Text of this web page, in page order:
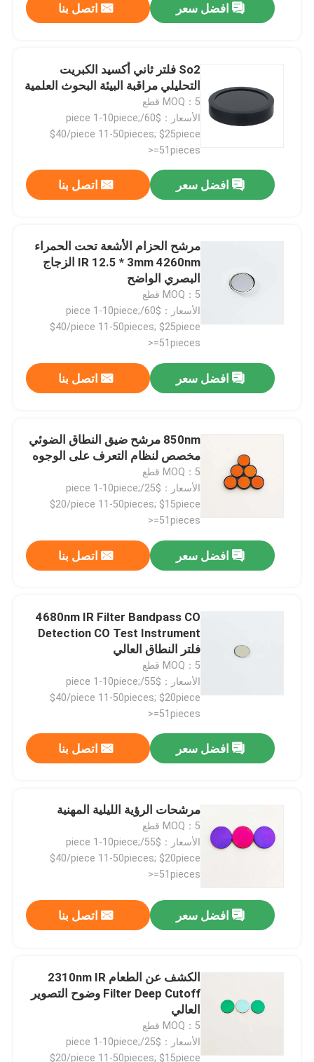
أشرطة فيديو
جولة في المعمل
اتصل بنا
مرشح النطاق البصري
فلتر الفلوريسانس
افضل سعر اتصل بنا
So2 فلتر ثاني أكسيد الكبريت
التحليلي مراقبة البيئة البحوث العلمية
MOQ：5 قطع
الأسعار：$60/piece 1-10piece;
$40/piece 11-50pieces; $25piece
>=51pieces
افضل سعر اتصل بنا
مرشح الحزام الأشعة تحت الحمراء
IR 12.5 * 3mm 4260nm الزجاج
البصري الواضح
MOQ：5 قطع
الأسعار：$60/piece 1-10piece;
$40/piece 11-50pieces; $25piece
>=51pieces
افضل سعر اتصل بنا
850nm مرشح ضيق النطاق الضوئي
مخصص لنظام التعرف على الوجوه
MOQ：5 قطع
الأسعار：$25/piece 1-10piece;
$20/piece 11-50pieces; $15piece
>=51pieces
افضل سعر اتصل بنا
4680nm IR Filter Bandpass CO
Detection CO Test Instrument
فلتر النطاق العالي
MOQ：5 قطع
الأسعار：$55/piece 1-10piece;
$40/piece 11-50pieces; $20piece
>=51pieces
افضل سعر اتصل بنا
مرشحات الرؤية الليلية المهنية
MOQ：5 قطع
الأسعار：$55/piece 1-10piece;
$40/piece 11-50pieces; $20piece
>=51pieces
افضل سعر اتصل بنا
الكشف عن الطعام 2310nm IR
Filter Deep Cutoff وضوح التصوير
العالي
MOQ：5 قطع
الأسعار：$25/piece 1-10piece;
$20/piece 11-50pieces; $15piece